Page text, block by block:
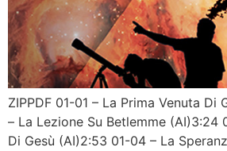
ZIPPDF 01-01 – La Prima Venuta Di
– La Lezione Su Betlemme (AI)3:24
Di Gesù (AI)2:53 01-04 – La